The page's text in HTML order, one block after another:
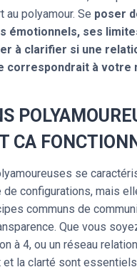
au polyamour. Se poser
émotionnels, ses
à clarifier si une
correspondrait à votre
CA
se
configurations, mais
communs de
Que vous
à 4, ou un réseau
et la clarté sont